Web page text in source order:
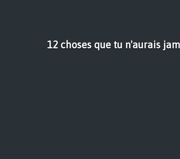
12 choses que tu n'aurais